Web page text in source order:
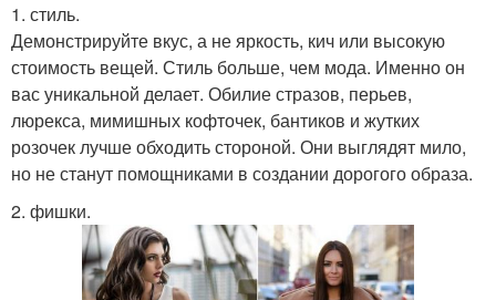
1. стиль.
Демонстрируйте вкус, а не яркость, кич или высокую
стоимость вещей. Стиль больше, чем мода. Именно он
вас уникальной делает. Обилие стразов, перьев,
люрекса, мимишных кофточек, бантиков и жутких
розочек лучше обходить стороной. Они выглядят мило,
но не станут помощниками в создании дорогого образа.
2. фишки.